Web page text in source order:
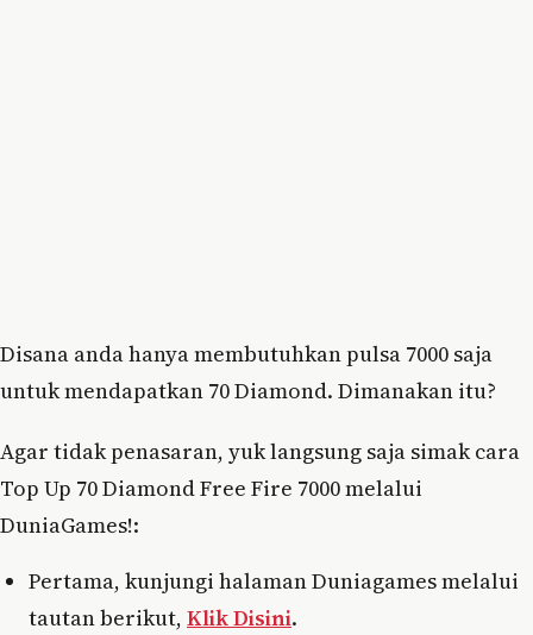
Disana anda hanya membutuhkan pulsa 7000 saja
untuk mendapatkan 70 Diamond. Dimanakan itu?
Agar tidak penasaran, yuk langsung saja simak cara
Top Up 70 Diamond Free Fire 7000 melalui
DuniaGames!:
Pertama, kunjungi halaman Duniagames melalui
tautan berikut, Klik Disini.